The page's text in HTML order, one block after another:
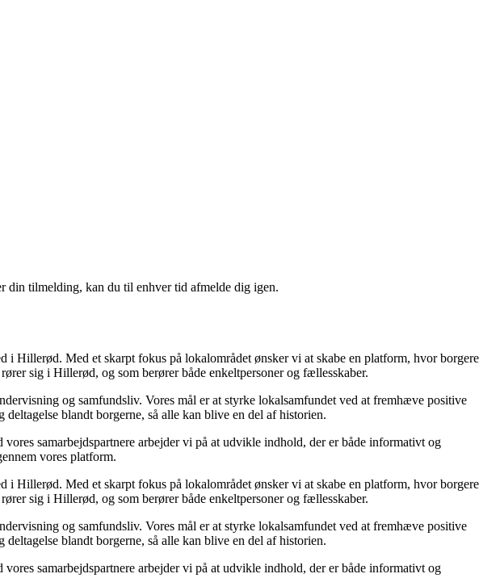
din tilmelding, kan du til enhver tid afmelde dig igen.
Hillerød. Med et skarpt fokus på lokalområdet ønsker vi at skabe en platform, hvor borgere
sig i Hillerød, og som berører både enkeltpersoner og fællesskaber.
og samfundsliv. Vores mål er at styrke lokalsamfundet ved at fremhæve positive
blandt borgerne, så alle kan blive en del af historien.
samarbejdspartnere arbejder vi på at udvikle indhold, der er både informativt og
vores platform.
Hillerød. Med et skarpt fokus på lokalområdet ønsker vi at skabe en platform, hvor borgere
sig i Hillerød, og som berører både enkeltpersoner og fællesskaber.
og samfundsliv. Vores mål er at styrke lokalsamfundet ved at fremhæve positive
blandt borgerne, så alle kan blive en del af historien.
samarbejdspartnere arbejder vi på at udvikle indhold, der er både informativt og